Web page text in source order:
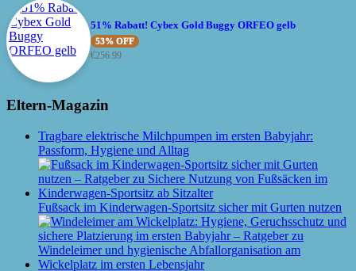
51% Rabatt! Cybex Gold Buggy ORFEO gelb
53% OFF
€256.99
Eltern-Magazin
Tragbare elektrische Milchpumpen im ersten Babyjahr:
Passform, Hygiene und Alltag
Fußsack im Kinderwagen-Sportsitz sicher mit Gurten nutzen